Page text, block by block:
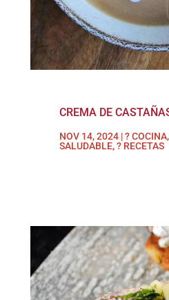
CREMA DE
NOV 14, 2024 |? COCINA
SALUDABLE,? RECETAS